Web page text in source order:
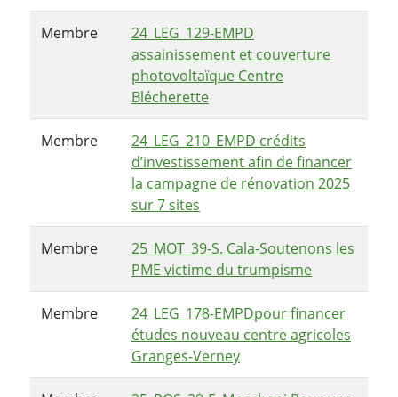
Membre
24_LEG_129-EMPD
assainissement et couverture
photovoltaïque Centre
Blécherette
Membre
24_LEG_210_EMPD crédits
d’investissement afin de financer
la campagne de rénovation 2025
sur 7 sites
Membre
25_MOT_39-S. Cala-Soutenons les
PME victime du trumpisme
Membre
24_LEG_178-EMPDpour financer
études nouveau centre agricoles
Granges-Verney